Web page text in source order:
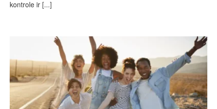
kontrole ir [...]